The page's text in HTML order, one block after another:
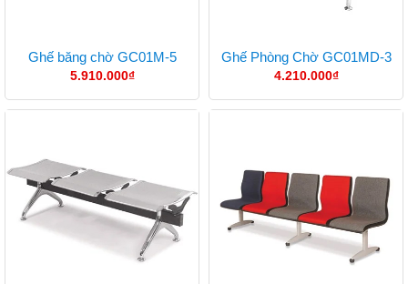
Ghế băng chờ GC01M-5
5.910.000₫
Ghế Phòng Chờ GC01MD-3
4.210.000₫